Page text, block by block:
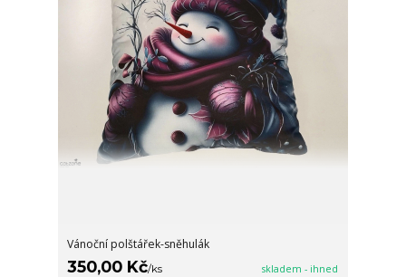
Vánoční polštářek-sněhulák
350,00 Kč/ks skladem - ihned